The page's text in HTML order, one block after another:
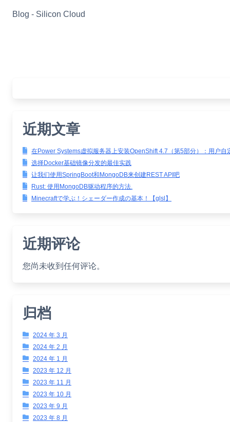
Blog - Silicon Cloud
近期文章
在Power Systems虚拟服务器上安装OpenShift 4.7（第5部分）：用户自
选择Docker基础镜像分发的最佳实践
让我们使用SpringBoot和MongoDB来创建REST API吧
Rust: 使用MongoDB驱动程序的方法.
Minecraftで学ぶ！シェーダー作成の基本！【glsl】
近期评论
您尚未收到任何评论。
归档
2024 年 3 月
2024 年 2 月
2024 年 1 月
2023 年 12 月
2023 年 11 月
2023 年 10 月
2023 年 9 月
2023 年 8 月